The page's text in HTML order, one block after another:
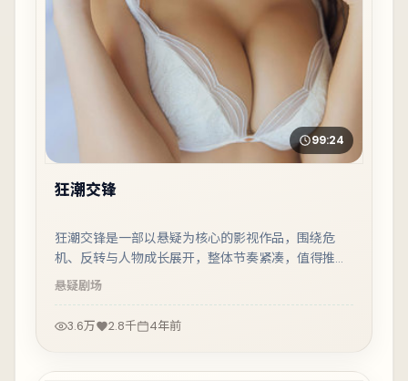
99:24
狂潮交锋
狂潮交锋是一部以悬疑为核心的影视作品，围绕危
机、反转与人物成长展开，整体节奏紧凑，值得推荐
观看。
悬疑剧场
3.6万 2.8千 4年前